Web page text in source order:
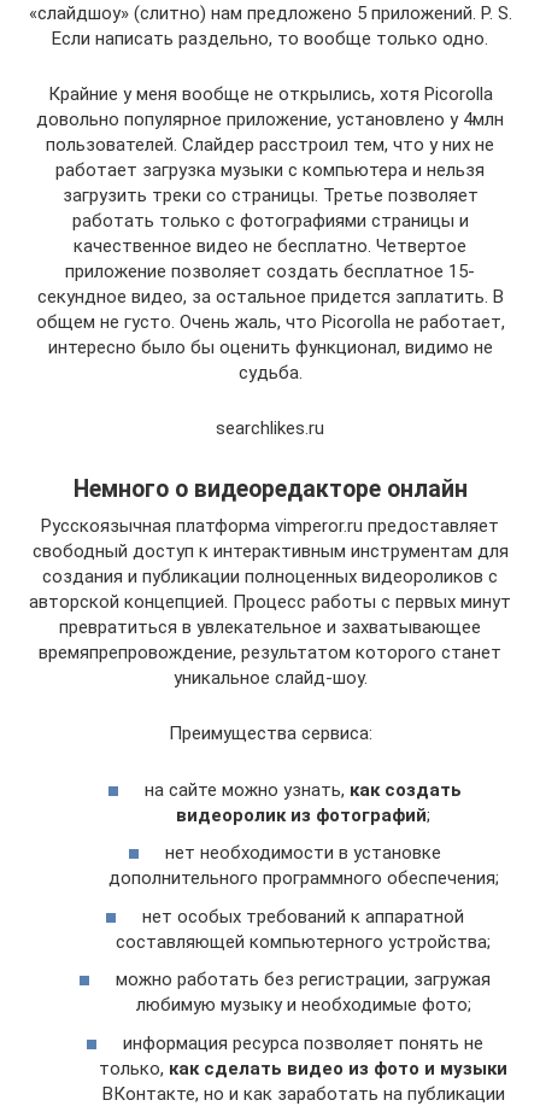
«слайдшоу» (слитно) нам предложено 5 приложений. P. S.
Если написать раздельно, то вообще только одно.
Крайние у меня вообще не открылись, хотя Picorolla
довольно популярное приложение, установлено у 4млн
пользователей. Слайдер расстроил тем, что у них не
работает загрузка музыки с компьютера и нельзя
загрузить треки со страницы. Третье позволяет
работать только с фотографиями страницы и
качественное видео не бесплатно. Четвертое
приложение позволяет создать бесплатное 15-
секундное видео, за остальное придется заплатить. В
общем не густо. Очень жаль, что Picorolla не работает,
интересно было бы оценить функционал, видимо не
судьба.
searchlikes.ru
Немного о видеоредакторе онлайн
Русскоязычная платформа vimperor.ru предоставляет
свободный доступ к интерактивным инструментам для
создания и публикации полноценных видеороликов с
авторской концепцией. Процесс работы с первых минут
превратиться в увлекательное и захватывающее
времяпрепровождение, результатом которого станет
уникальное слайд-шоу.
Преимущества сервиса:
на сайте можно узнать, как создать
видеоролик из фотографий;
нет необходимости в установке
дополнительного программного обеспечения;
нет особых требований к аппаратной
составляющей компьютерного устройства;
можно работать без регистрации, загружая
любимую музыку и необходимые фото;
информация ресурса позволяет понять не
только, как сделать видео из фото и музыки
ВКонтакте, но и как заработать на публикации